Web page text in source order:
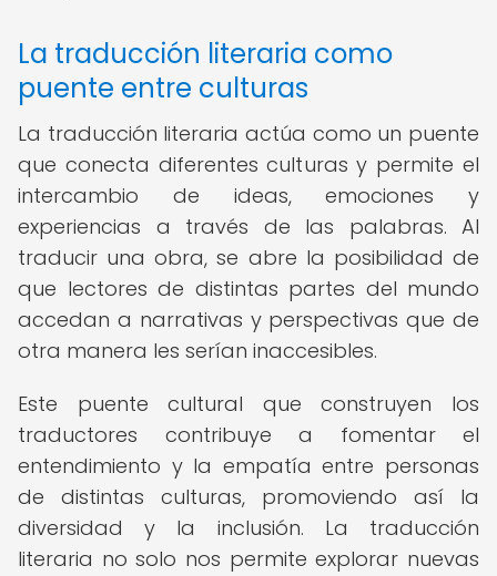
La traducción literaria como
puente entre culturas
La traducción literaria actúa como un puente
que conecta diferentes culturas y permite el
intercambio de ideas, emociones y
experiencias a través de las palabras. Al
traducir una obra, se abre la posibilidad de
que lectores de distintas partes del mundo
accedan a narrativas y perspectivas que de
otra manera les serían inaccesibles.
Este puente cultural que construyen los
traductores contribuye a fomentar el
entendimiento y la empatía entre personas
de distintas culturas, promoviendo así la
diversidad y la inclusión. La traducción
literaria no solo nos permite explorar nuevas